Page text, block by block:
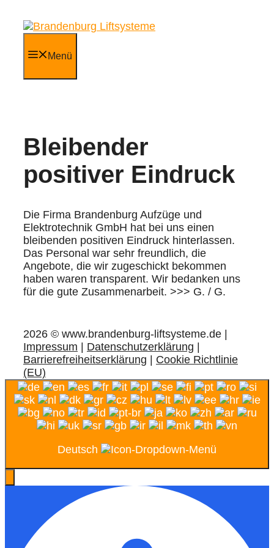
Inhalt
springen
Menü
Bleibender
positiver Eindruck
Die Firma Brandenburg Aufzüge und
Elektrotechnik GmbH hat bei uns einen
bleibenden positiven Eindruck hinterlassen.
Das Personal war sehr freundlich, die
Angebote, die wir zugeschickt bekommen
haben waren transparent. Wir bedanken uns
für die gute Zusammenarbeit. >>> G. / G.
2026 © www.brandenburg-liftsysteme.de |
Impressum
Datenschutzerklärung
Barrierefreiheitserklärung
Cookie Richtlinie
(EU)
Deutsch